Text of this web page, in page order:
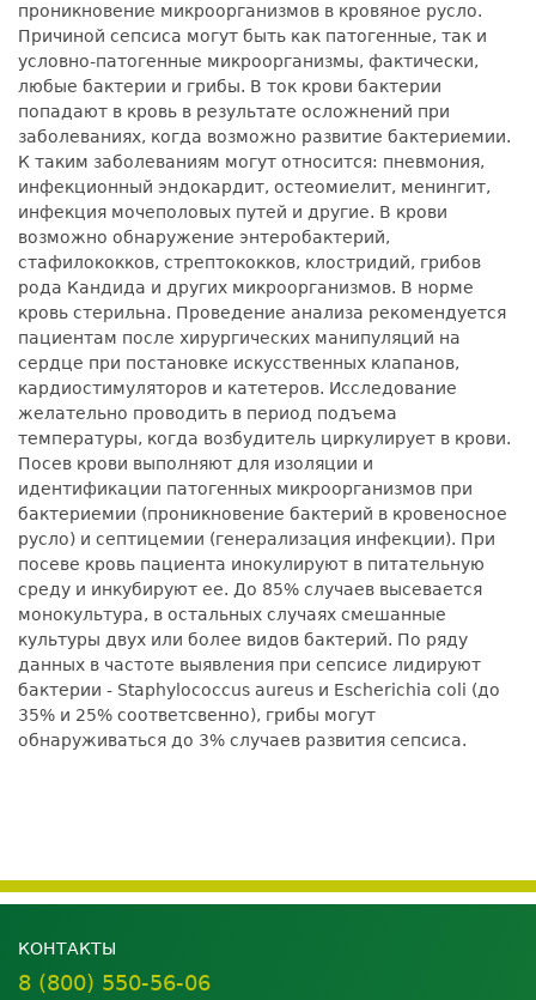
проникновение микроорганизмов в кровяное русло.
Причиной сепсиса могут быть как патогенные, так и
условно-патогенные микроорганизмы, фактически,
любые бактерии и грибы. В ток крови бактерии
попадают в кровь в результате осложнений при
заболеваниях, когда возможно развитие бактериемии.
К таким заболеваниям могут относится: пневмония,
инфекционный эндокардит, остеомиелит, менингит,
инфекция мочеполовых путей и другие. В крови
возможно обнаружение энтеробактерий,
стафилококков, стрептококков, клостридий, грибов
рода Кандида и других микроорганизмов. В норме
кровь стерильна. Проведение анализа рекомендуется
пациентам после хирургических манипуляций на
сердце при постановке искусственных клапанов,
кардиостимуляторов и катетеров. Исследование
желательно проводить в период подъема
температуры, когда возбудитель циркулирует в крови.
Посев крови выполняют для изоляции и
идентификации патогенных микроорганизмов при
бактериемии (проникновение бактерий в кровеносное
русло) и септицемии (генерализация инфекции). При
посеве кровь пациента инокулируют в питательную
среду и инкубируют ее. До 85% случаев высевается
монокультура, в остальных случаях смешанные
культуры двух или более видов бактерий. По ряду
данных в частоте выявления при сепсисе лидируют
бактерии - Staphylococcus aureus и Escherichia coli (до
35% и 25% соответсвенно), грибы могут
обнаруживаться до 3% случаев развития сепсиса.
КОНТАКТЫ
8 (800) 550-56-06